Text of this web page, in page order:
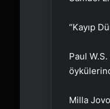
“Kayıp
Paul
Milla